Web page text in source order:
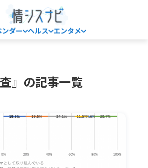
ンダー ヘルス エンタメ
』の記事一覧